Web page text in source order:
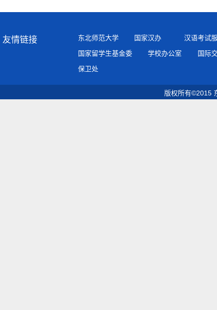
友情链接 东北师范大学 国家汉办
汉语考试
国家留学生基金委
学校办公室
国际
保卫处
版权所有©2015